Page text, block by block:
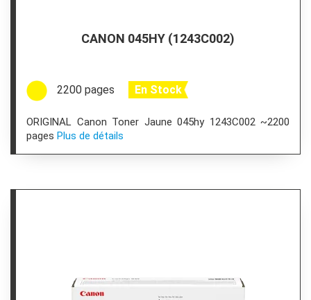
CANON 045HY (1243C002)
2200 pages En Stock
ORIGINAL Canon Toner Jaune 045hy 1243C002 ~2200
pages Plus de détails